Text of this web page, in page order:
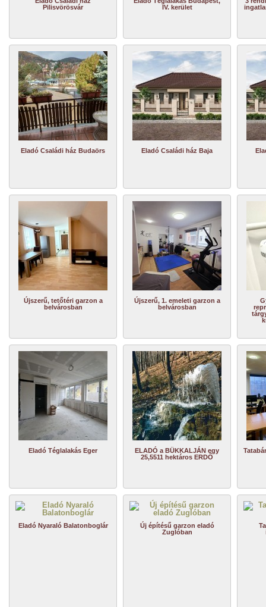
Pilisvörösvár
IV. kerület
Eladó Családi ház Budaörs Eladó Családi ház Baja
Újszerű, tetőtéri garzon a
belvárosban
Újszerű, 1. emeleti garzon a
belvárosban
Eladó Téglalakás Eger
ELADÓ a BÜKKALJÁN egy
25,5511 hektáros ERDŐ
Eladó Nyaraló Balatonboglár
Új építésű garzon eladó
Zuglóban